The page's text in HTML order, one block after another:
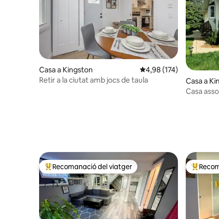
Casa a Kingston 4,98 de puntuació
4,98 (174)
Retir a la ciutat amb jocs de taula
Casa a
Casa
Principals recomanacions dels viatgers
Recomanació del viatger